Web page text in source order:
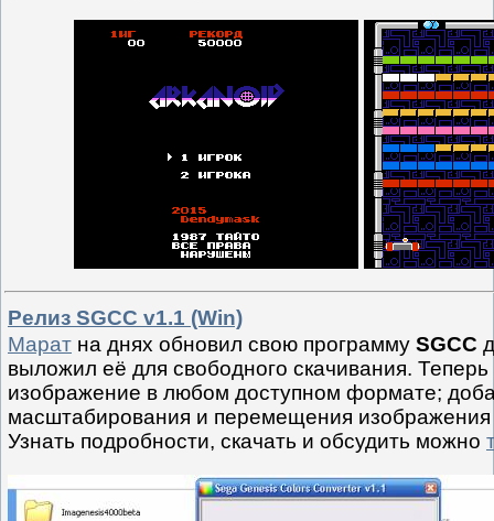
Релиз SGCC v1.1 (Win)
Марат на днях обновил свою программу SGCC
выложил её для свободного скачивания.
изображение в любом доступном формате;
масштабирования и перемещения
Узнать подробности, скачать и обсудить можно